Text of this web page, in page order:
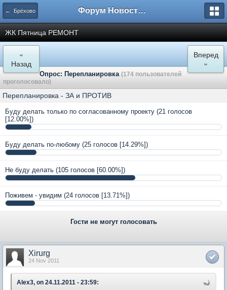
← Брёхово Форум Новостройки
ЖК Пятница РЕМОНТ
«
Назад
Вперед
»
Опрос: Перепланировка (174 пользователей
проголосовало)
Перепланировка - ЗА и ПРОТИВ
Буду делать только по согласованному проекту (21 голосов
[12.00%])
Буду делать по-любому (25 голосов [14.29%])
Не буду делать (105 голосов [60.00%])
Поживем - увидим (24 голосов [13.71%])
Гости не могут голосовать
Xirurg
24 Nov 2011
Alex3, on 24.11.2011 - 23:59: